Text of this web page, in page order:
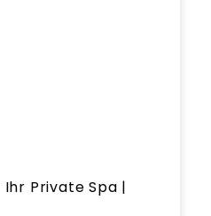
Private Spa |